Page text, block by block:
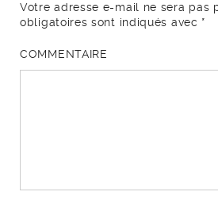
Votre adresse e-mail ne sera pas
obligatoires sont indiqués avec *
COMMENTAIRE